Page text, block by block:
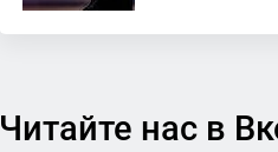
Читайте нас в